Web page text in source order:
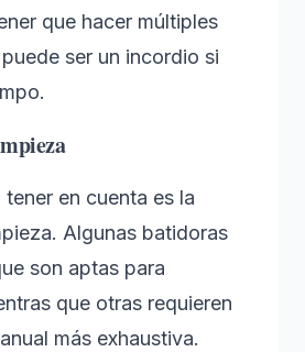
que hacer múltiples
ser un incordio si
en cuenta es la
Algunas batidoras
son aptas para
que otras requieren
más exhaustiva.